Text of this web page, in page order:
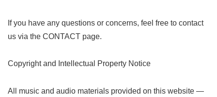
If you have any questions or concerns, feel free to contact
us via the CONTACT page.
Copyright and Intellectual Property Notice
All music and audio materials provided on this website —